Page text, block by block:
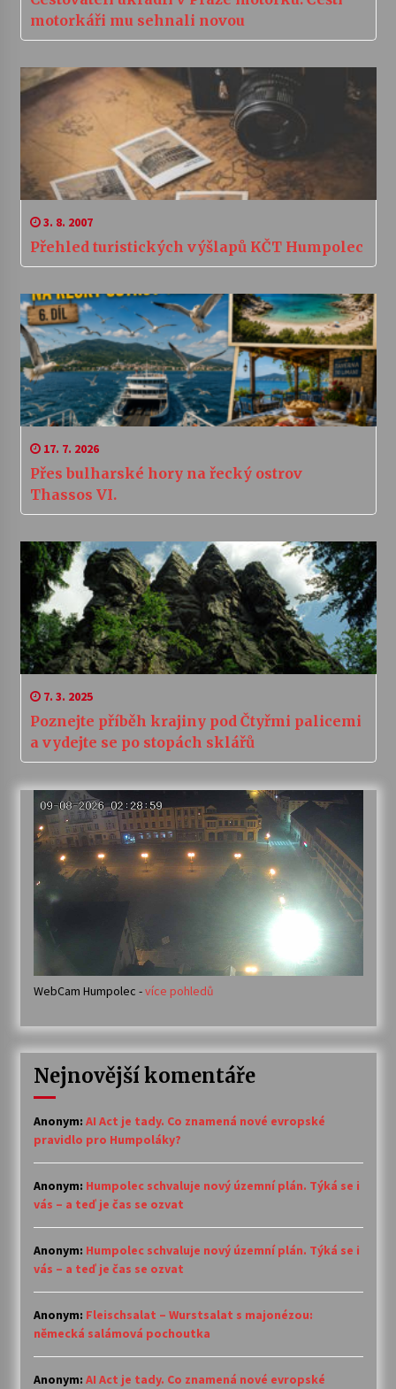
motorkáři mu sehnali novou
3. 8. 2007
Přehled turistických výšlapů KČT Humpolec
17. 7. 2026
Přes bulharské hory na řecký ostrov
Thassos VI.
7. 3. 2025
Poznejte příběh krajiny pod Čtyřmi palicemi
a vydejte se po stopách sklářů
WebCam Humpolec -více pohledů
Nejnovější komentáře
Anonym: AI Act je tady. Co znamená nové evropské
pravidlo pro Humpoláky?
Anonym: Humpolec schvaluje nový územní plán. Týká se i
vás – a teď je čas se ozvat
Anonym: Humpolec schvaluje nový územní plán. Týká se i
vás – a teď je čas se ozvat
Anonym: Fleischsalat – Wurstsalat s majonézou:
německá salámová pochoutka
Anonym: AI Act je tady. Co znamená nové evropské